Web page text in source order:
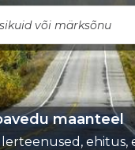
maanteel
ehitus,